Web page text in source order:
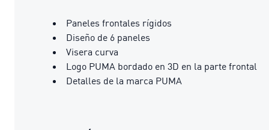
Paneles frontales rígidos
Diseño de 6 paneles
Visera curva
Logo PUMA bordado en 3D en la parte frontal
Detalles de la marca PUMA